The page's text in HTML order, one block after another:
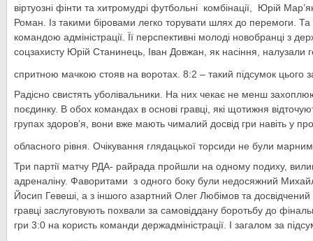
віртуозні фінти та хитромудрі футбольні комбінації, Юрій
Роман. Із такими біровами легко торувати шлях до перемоги. Та
командою адміністрації. Її перспективні молоді новобранці з
соцзахисту Юрій Станинець, Іван Довжан, як насіння, налузали
спритною мачкою стояв на воротах. 8:2 – такий підсумок цього
Радісно свистять уболівальники. На них чекає не менш
поєдинку. В обох командах в основі гравці, які щотижня
групах здоров’я, вони вже мають чималий досвід гри навіть у
обласного рівня. Очікування глядацької торсиди не були
Три партії матчу РДА- райрада пройшли на одному подиху,
адреналіну. Фаворитами з одного боку були недосяжний
Йосип Гевеші, а з іншого азартний Олег Любімов та досвідчений
гравці заслуговують похвали за самовіддану боротьбу до
гри 3:0 на користь команди держадміністрації. І загалом за